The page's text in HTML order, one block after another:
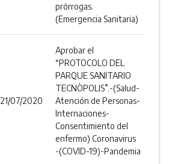
prórrogas.
(Emergencia Sanitaria)
21/07/2020
Aprobar el
“PROTOCOLO DEL
PARQUE SANITARIO
TECNÒPOLIS”.-(Salud-
Atención de Personas-
Internaciones-
Consentimiento del
enfermo) Coronavirus
-(COVID-19)-Pandemia